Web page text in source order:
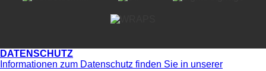
DATENSCHUTZ
Informationen zum Datenschutz finden Sie in unserer